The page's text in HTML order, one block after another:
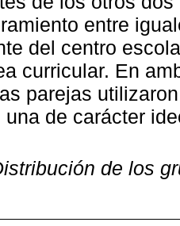
entre
del centro
curricular. En
parejas
una de carácter
de los